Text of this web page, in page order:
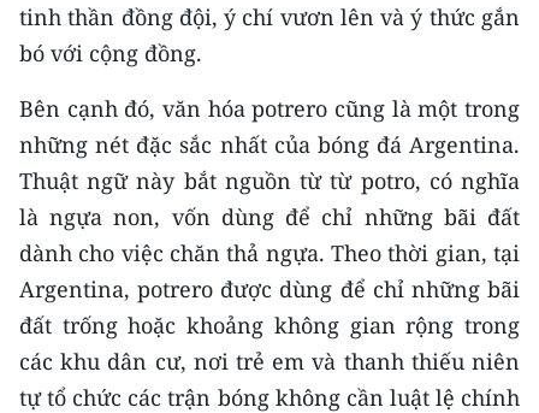
tinh thần đồng đội, ý chí vươn lên và ý thức gắn
bó với cộng đồng.
Bên cạnh đó, văn hóa potrero cũng là một trong
những nét đặc sắc nhất của bóng đá Argentina.
Thuật ngữ này bắt nguồn từ từ potro, có nghĩa
là ngựa non, vốn dùng để chỉ những bãi đất
dành cho việc chăn thả ngựa. Theo thời gian, tại
Argentina, potrero được dùng để chỉ những bãi
đất trống hoặc khoảng không gian rộng trong
các khu dân cư, nơi trẻ em và thanh thiếu niên
tự tổ chức các trận bóng không cần luật lệ chính